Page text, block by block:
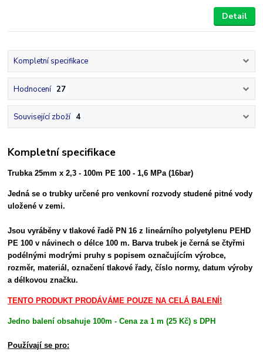
Detail
Kompletní specifikace
Hodnocení 27
Související zboží 4
Kompletní specifikace
Trubka 25mm x 2,3 - 100m PE 100 - 1,6 MPa (16bar)
Jedná se o trubky určené pro venkovní rozvody studené pitné vody
uložené v zemi.
Jsou vyráběny v tlakové řadě PN 16 z lineárního polyetylenu PEHD
PE 100 v návinech o délce 100 m. Barva trubek je černá se čtyřmi
podélnými modrými pruhy s popisem označujícím výrobce,
rozměr, materiál, označení tlakové řady, číslo normy, datum výroby
a délkovou značku.
TENTO PRODUKT PRODÁVÁME POUZE NA CELÁ BALENÍ!
Jedno balení obsahuje 100m -Cena za 1 m (25 Kč) s DPH
Používají se pro: